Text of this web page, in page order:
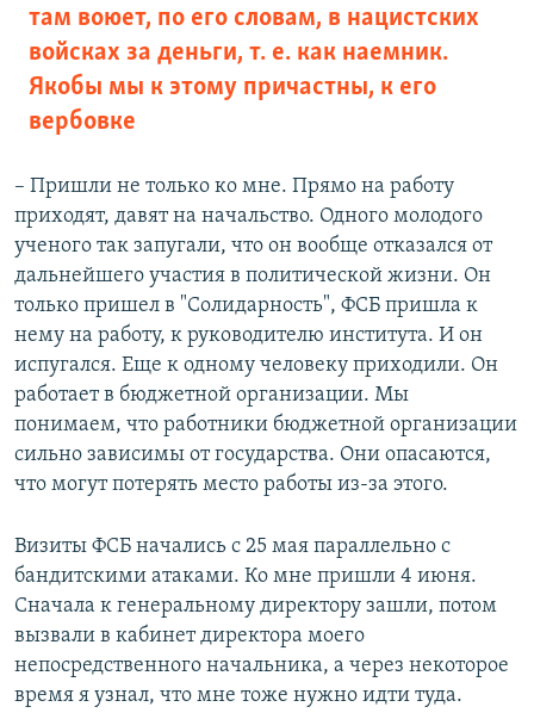
там воюет, по его словам, в нацистских
войсках за деньги, т. е. как наемник.
Якобы мы к этому причастны, к его
вербовке
– Пришли не только ко мне. Прямо на работу
приходят, давят на начальство. Одного молодого
ученого так запугали, что он вообще отказался от
дальнейшего участия в политической жизни. Он
только пришел в "Солидарность", ФСБ пришла к
нему на работу, к руководителю института. И он
испугался. Еще к одному человеку приходили. Он
работает в бюджетной организации. Мы
понимаем, что работники бюджетной организации
сильно зависимы от государства. Они опасаются,
что могут потерять место работы из-за этого.
Визиты ФСБ начались с 25 мая параллельно с
бандитскими атаками. Ко мне пришли 4 июня.
Сначала к генеральному директору зашли, потом
вызвали в кабинет директора моего
непосредственного начальника, а через некоторое
время я узнал, что мне тоже нужно идти туда.